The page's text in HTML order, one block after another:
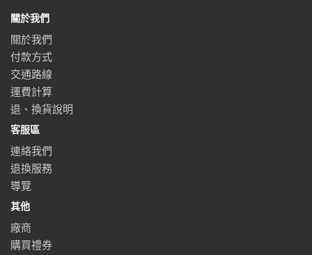
關於我們
關於我們
付款方式
交通路線
運費計算
退、換貨說明
客服區
連絡我們
退換服務
導覽
其他
廠商
購買禮券